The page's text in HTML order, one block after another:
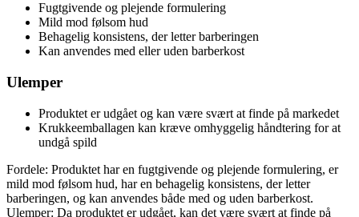
Fugtgivende og plejende formulering
Mild mod følsom hud
Behagelig konsistens, der letter barberingen
Kan anvendes med eller uden barberkost
Ulemper
Produktet er udgået og kan være svært at finde på markedet
Krukkeemballagen kan kræve omhyggelig håndtering for at
undgå spild
Fordele: Produktet har en fugtgivende og plejende formulering, er
mild mod følsom hud, har en behagelig konsistens, der letter
barberingen, og kan anvendes både med og uden barberkost.
Ulemper: Da produktet er udgået, kan det være svært at finde på